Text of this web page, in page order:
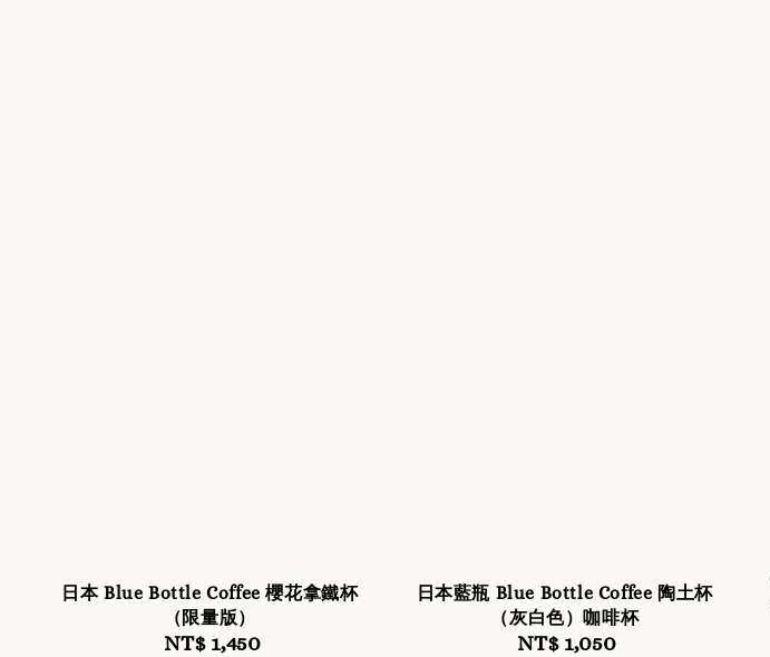
日本 Blue Bottle Coffee 櫻花拿鐵杯
（限量版）
Regular
NT$ 1,450
日本藍瓶 Blue Bottle Coffee 陶土杯
（灰白色）咖啡杯
Regular
NT$ 1,050